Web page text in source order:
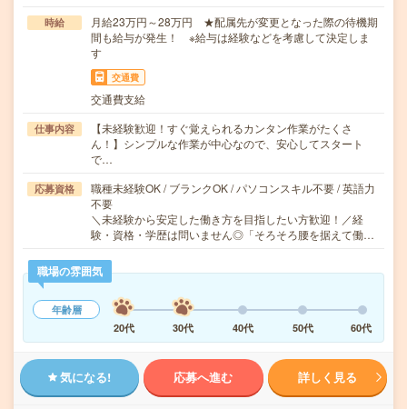
時給
月給23万円～28万円 ★配属先が変更となった際の待機期
間も給与が発生！ ※給与は経験などを考慮して決定しま
す
交通費
交通費支給
仕事内容
【未経験歓迎！すぐ覚えられるカンタン作業がたくさ
ん！】シンプルな作業が中心なので、安心してスタート
で…
応募資格
職種未経験OK / ブランクOK / パソコンスキル不要 / 英語力
不要
＼未経験から安定した働き方を目指したい方歓迎！／経
験・資格・学歴は問いません◎「そろそろ腰を据えて働…
職場の雰囲気
年齢層
20代
30代 40代 50代 60代
気になる! 応募へ進む 詳しく見る